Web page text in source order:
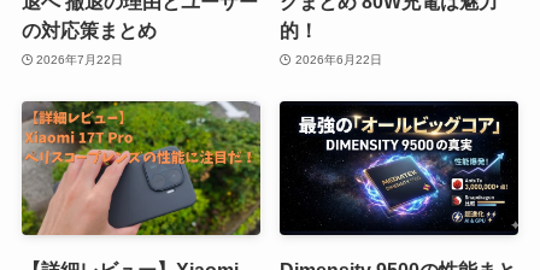
の対応策まとめ
2026年7月22日
的！
2026年6月22日